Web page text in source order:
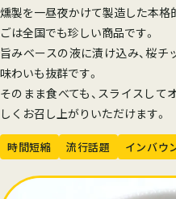
燻製を一昼夜かけて製造した本格
ごは全国でも珍しい商品です。
旨みベースの液に漬け込み、桜
味わいも抜群です。
そのまま食べても、スライスし
しくお召し上がりいただけます。
時間短縮 流行話題 インバウ